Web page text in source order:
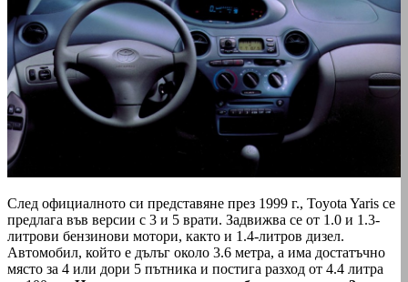
След официалното си представяне през 1999 г., Toyota Yaris се
предлага във версии с 3 и 5 врати. Задвижва се от 1.0 и 1.3-
литрови бензинови мотори, както и 1.4-литров дизел.
Автомобил, който е дълъг около 3.6 метра, а има достатъчно
място за 4 или дори 5 пътника и постига разход от 4.4 литра